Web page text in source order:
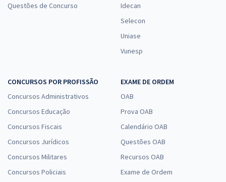
Questões de Concurso
Idecan
Selecon
Uniase
Vunesp
CONCURSOS POR PROFISSÃO
Concursos Administrativos
Concursos Educação
Concursos Fiscais
Concursos Jurídicos
Concursos Militares
Concursos Policiais
EXAME DE ORDEM
OAB
Prova OAB
Calendário OAB
Questões OAB
Recursos OAB
Exame de Ordem